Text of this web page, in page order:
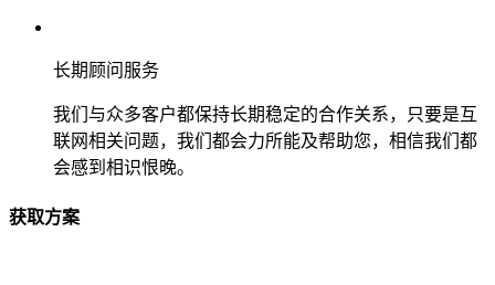
长期顾问服务
我们与众多客户都保持长期稳定的合作关系，只要是互
联网相关问题，我们都会力所能及帮助您，相信我们都
会感到相识恨晚。
获取方案